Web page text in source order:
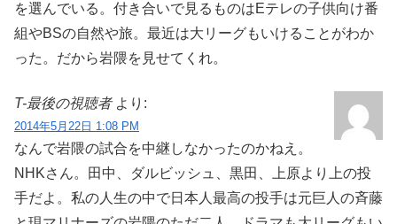
を選んでいる。付き合いで見るものはEテレの子供向け番
組やBSの自然や旅。最近は大リーグもいけることがわか
った。だから岩隈を見せてくれ。
T-最後の視聴者 より:
2014年5月22日 1:08 PM
なんで岩隈の試合を中継しなかったのかねえ。
NHKさん。田中、ダルビッシュ、黒田、上原より上の投
手だよ。私の人生の中で日本人最高の投手は元巨人の斉藤